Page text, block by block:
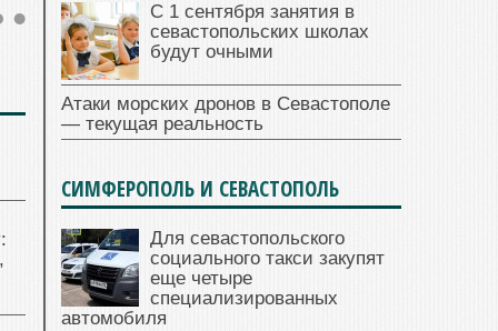
С 1 сентября занятия в
севастопольских школах
будут очными
Атаки морских дронов в Севастополе
— текущая реальность
СИМФЕРОПОЛЬ И СЕВАСТОПОЛЬ
Для севастопольского
социального такси закупят
еще четыре
специализированных
автомобиля